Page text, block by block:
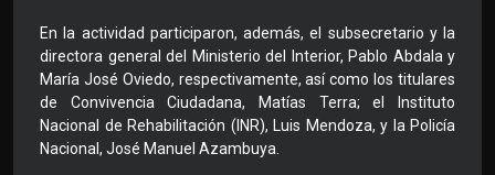
En la actividad participaron, además, el subsecretario y la
directora general del Ministerio del Interior, Pablo Abdala y
María José Oviedo, respectivamente, así como los titulares
de Convivencia Ciudadana, Matías Terra; el Instituto
Nacional de Rehabilitación (INR), Luis Mendoza, y la Policía
Nacional, José Manuel Azambuya.